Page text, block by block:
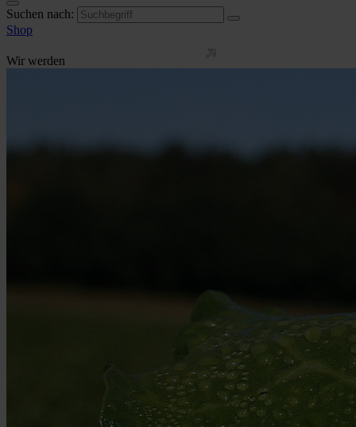
Suchen nach:
Shop
Wir werden